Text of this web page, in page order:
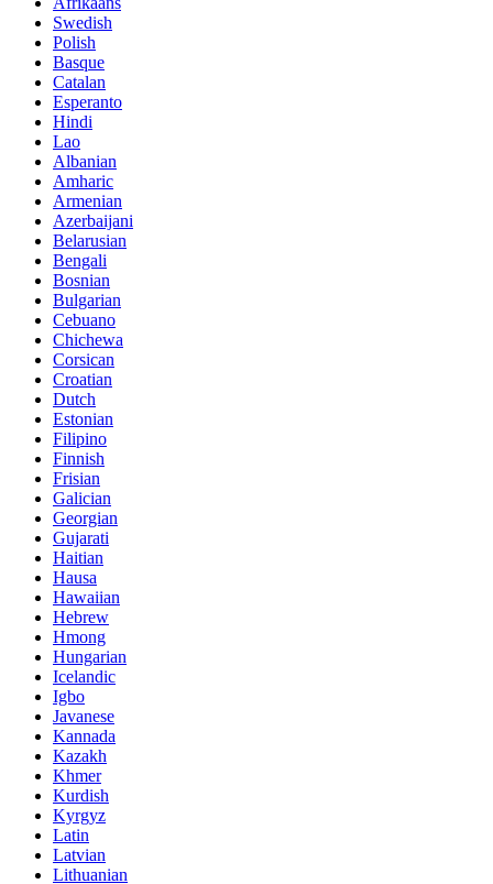
Swedish
Polish
Basque
Catalan
Esperanto
Hindi
Lao
Albanian
Amharic
Armenian
Azerbaijani
Belarusian
Bengali
Bosnian
Bulgarian
Cebuano
Chichewa
Corsican
Croatian
Dutch
Estonian
Filipino
Finnish
Frisian
Galician
Georgian
Gujarati
Haitian
Hausa
Hawaiian
Hebrew
Hmong
Hungarian
Icelandic
Igbo
Javanese
Kannada
Kazakh
Khmer
Kurdish
Kyrgyz
Latin
Latvian
Lithuanian